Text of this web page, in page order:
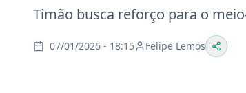
Timão busca reforço para o
07/01/2026 - 18:15 Felipe Lemos